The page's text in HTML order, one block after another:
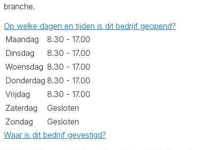
branche.
Op welke dagen en tijden is dit bedrijf geopend?
Maandag
8.30 - 17.00
Dinsdag
8.30 - 17.00
Woensdag 8.30 - 17.00
Donderdag 8.30 - 17.00
Vrijdag
8.30 - 17.00
Zaterdag
Gesloten
Zondag
Gesloten
Waar is dit bedrijf gevestigd?